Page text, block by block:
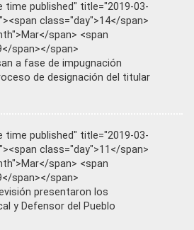
time published" title="2019-03-
class="day">14</span>
span> <span
span></span>
a fase de impugnación
de designación del titular
time published" title="2019-03-
class="day">11</span>
span> <span
span></span>
presentaron los
y Defensor del Pueblo